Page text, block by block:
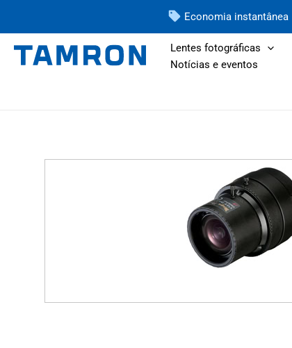
conteúdo
Economia instantânea
Lentes fotográficas
Notícias e eventos